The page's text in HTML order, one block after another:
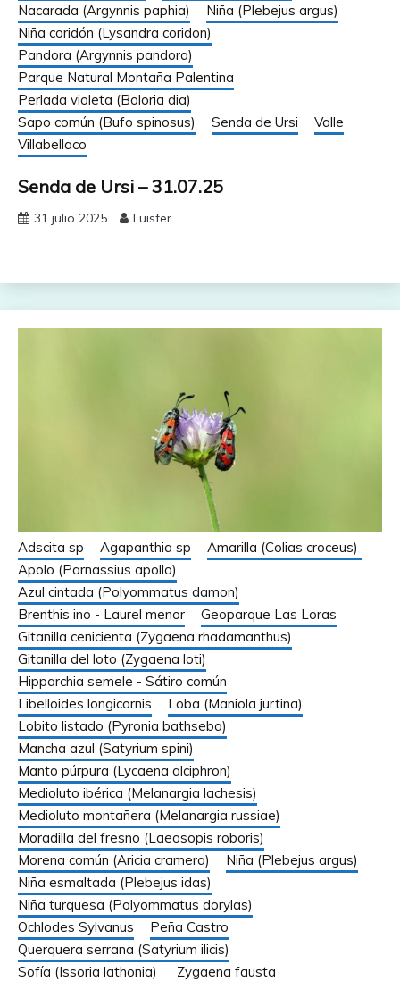
Nacarada (Argynnis paphia)
Niña (Plebejus argus)
Niña coridón (Lysandra coridon)
Pandora (Argynnis pandora)
Parque Natural Montaña Palentina
Perlada violeta (Boloria dia)
Sapo común (Bufo spinosus)
Senda de Ursi
Valle
Villabellaco
Senda de Ursi – 31.07.25
31 julio 2025 Luisfer
Adscita sp Agapanthia sp
Amarilla (Colias croceus)
Apolo (Parnassius apollo)
Azul cintada (Polyommatus damon)
Brenthis ino - Laurel menor
Geoparque Las Loras
Gitanilla cenicienta (Zygaena rhadamanthus)
Gitanilla del loto (Zygaena loti)
Hipparchia semele - Sátiro común
Libelloides longicornis
Loba (Maniola jurtina)
Lobito listado (Pyronia bathseba)
Mancha azul (Satyrium spini)
Manto púrpura (Lycaena alciphron)
Medioluto ibérica (Melanargia lachesis)
Medioluto montañera (Melanargia russiae)
Moradilla del fresno (Laeosopis roboris)
Morena común (Aricia cramera)
Niña (Plebejus argus)
Niña esmaltada (Plebejus idas)
Niña turquesa (Polyommatus dorylas)
Ochlodes Sylvanus
Peña Castro
Querquera serrana (Satyrium ilicis)
Sofía (Issoria lathonia)
Zygaena fausta